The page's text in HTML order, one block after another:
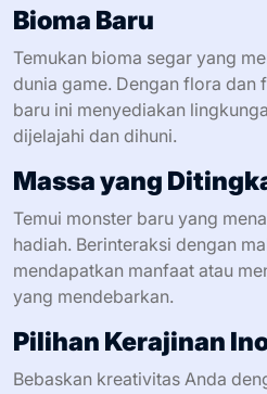
Bioma Baru
Temukan bioma segar yang
dunia game. Dengan flora dan
baru ini menyediakan
dijelajahi dan dihuni.
Massa yang
Temui monster baru yang
hadiah. Berinteraksi dengan
mendapatkan manfaat atau
yang mendebarkan.
Pilihan Kerajinan
Bebaskan kreativitas Anda